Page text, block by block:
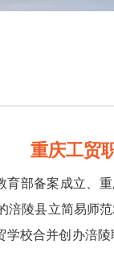
重庆工贸
育部备案成立、
涪陵县立简易师
校合并创办涪